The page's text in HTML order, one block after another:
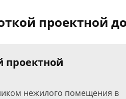
проектной
проектной
нежилого помещения в